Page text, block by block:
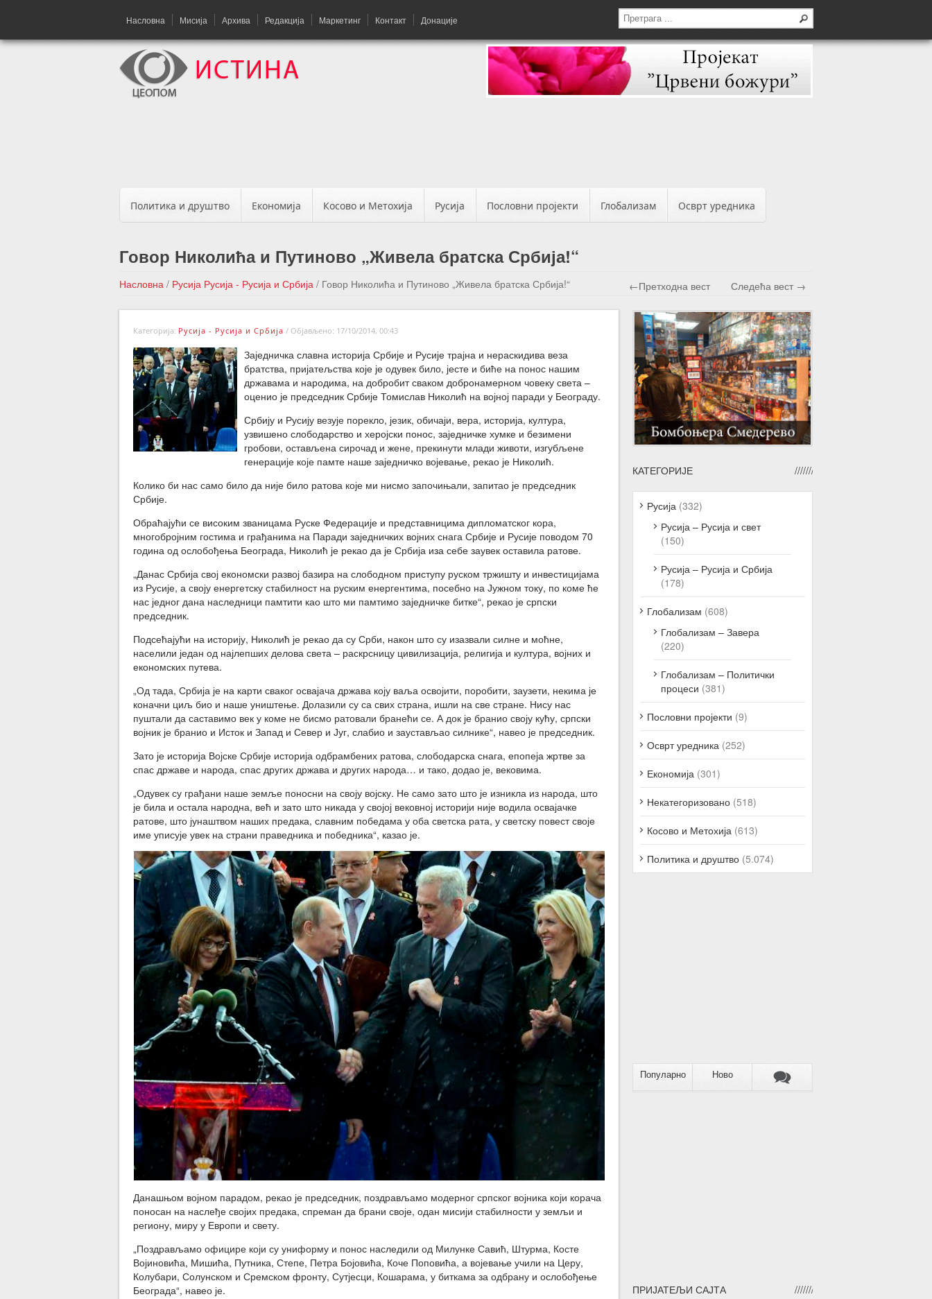
Насловна Мисија Архива Редакција Маркетинг Контакт Донације
Политика и друштво Економија Косово и Метохија Русија Пословни пројекти Глобализам Осврт уредника
Говор Николића и Путиново „Живела братска Србија!“
Насловна / Русија Русија - Русија и Србија / Говор Николића и Путиново „Живела братска Србија!“ ←Претходна вест Следећа вест →
Категорија: Русија - Русија и Србија / Објављено: 17/10/2014, 00:43
Заједничка славна историја Србије и Русије трајна и нераскидива веза
братства, пријатељства које је одувек било, јесте и биће на понос нашим
државама и народима, на добробит сваком добронамерном човеку света –
оценио је председник Србије Томислав Николић на војној паради у Београду.
Србију и Русију везује порекло, језик, обичаји, вера, историја, култура,
узвишено слободарство и херојски понос, заједничке хумке и безимени
гробови, остављена сирочад и жене, прекинути млади животи, изгубљене
генерације које памте наше заједничко војевање, рекао је Николић.
Колико би нас само било да није било ратова које ми нисмо започињали, запитао је председник
Србије.
Обраћајући се високим званицама Руске Федерације и представницима дипломатског кора,
многобројним гостима и грађанима на Паради заједничких војних снага Србије и Русије поводом 70
година од ослобођења Београда, Николић је рекао да је Србија иза себе заувек оставила ратове.
„Данас Србија свој економски развој базира на слободном приступу руском тржишту и инвестицијама
из Русије, а своју енергетску стабилност на руским енергентима, посебно на Јужном току, по коме ће
нас једног дана наследници памтити као што ми памтимо заједничке битке“, рекао је српски
председник.
Подсећајући на историју, Николић је рекао да су Срби, након што су изазвали силне и моћне,
населили један од најлепших делова света – раскрсницу цивилизација, религија и култура, војних и
економских путева.
„Од тада, Србија је на карти сваког освајача држава коју ваља освојити, поробити, заузети, некима је
коначни циљ био и наше уништење. Долазили су са свих страна, ишли на све стране. Нису нас
пуштали да саставимо век у коме не бисмо ратовали бранећи се. А док је бранио своју кућу, српски
војник је бранио и Исток и Запад и Север и Југ, слабио и заустављао силнике“, навео је председник.
Зато је историја Војске Србије историја одбрамбених ратова, слободарска снага, епопеја жртве за
спас државе и народа, спас других држава и других народа… и тако, додао је, вековима.
„Одувек су грађани наше земље поносни на своју војску. Не само зато што је изникла из народа, што
је била и остала народна, већ и зато што никада у својој вековној историји није водила освајачке
ратове, што јунаштвом наших предака, славним победама у оба светска рата, у светску повест своје
име уписује увек на страни праведника и победника“, казао је.
Данашњом војном парадом, рекао је председник, поздрављамо модерног српског војника који корача
поносан на наслеђе својих предака, спреман да брани своје, одан мисији стабилности у земљи и
региону, миру у Европи и свету.
„Поздрављамо официре који су униформу и понос наследили од Милунке Савић, Штурма, Косте
Војиновића, Мишића, Путника, Степе, Петра Бојовића, Коче Поповића, а војевање учили на Церу,
Колубари, Солунском и Сремском фронту, Сутјесци, Кошарама, у биткама за одбрану и ослобођење
Београда“, навео је.
КАТЕГОРИЈЕ
Русија (332)
Русија – Русија и свет
(150)
Русија – Русија и Србија
(178)
Глобализам (608)
Глобализам – Завера
(220)
Глобализам – Политички
процеси (381)
Пословни пројекти (9)
Осврт уредника (252)
Економија (301)
Некатегоризовано (518)
Косово и Метохија (613)
Политика и друштво (5.074)
Популарно Ново
ПРИЈАТЕЉИ САЈТА